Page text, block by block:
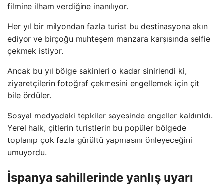
filmine ilham verdiğine inanılıyor.
Her yıl bir milyondan fazla turist bu destinasyona akın
ediyor ve birçoğu muhteşem manzara karşısında selfie
çekmek istiyor.
Ancak bu yıl bölge sakinleri o kadar sinirlendi ki,
ziyaretçilerin fotoğraf çekmesini engellemek için çit
bile ördüler.
Sosyal medyadaki tepkiler sayesinde engeller kaldırıldı.
Yerel halk, çitlerin turistlerin bu popüler bölgede
toplanıp çok fazla gürültü yapmasını önleyeceğini
umuyordu.
İspanya sahillerinde yanlış uyarı